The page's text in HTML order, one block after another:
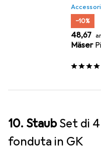
−10%
EUR
48,67
Mäser
10. StaubSet di
fonduta in GK